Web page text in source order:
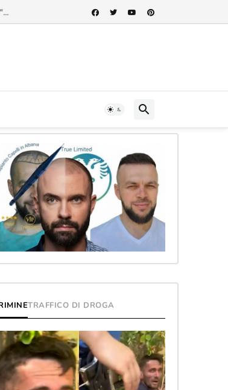
TRAFFICO DI DROGA